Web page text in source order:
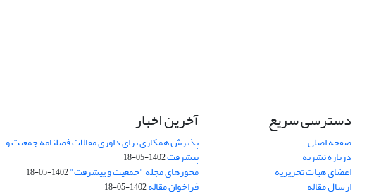
دسترسی سریع
صفحه اصلی
درباره نشریه
اعضای هیات تحریریه
ارسال مقاله
آخرین اخبار
پذیرش همکاری برای داوری مقالات فصلنامه جمعیت و
پیشرفت1402-05-18
محورهای مجله "جمعیت و پیشرفت"1402-05-18
فراخوان مقاله1402-05-18